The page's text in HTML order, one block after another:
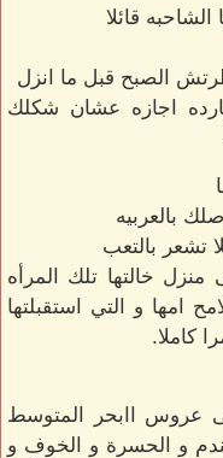
قائلا
الصبح قبل ما انزل
اجازه عشان شكلك
بالعربيه
تشعر بالتعب
منزل خالتها تلك المرأه
امها و التي استقبلتها
كاملا.
عروس اابحر المتوسط
و الحسرة و الخوف و